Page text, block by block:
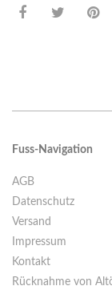
Fuss-Navigation
AGB
Datenschutz
Versand
Impressum
Kontakt
Rücknahme von